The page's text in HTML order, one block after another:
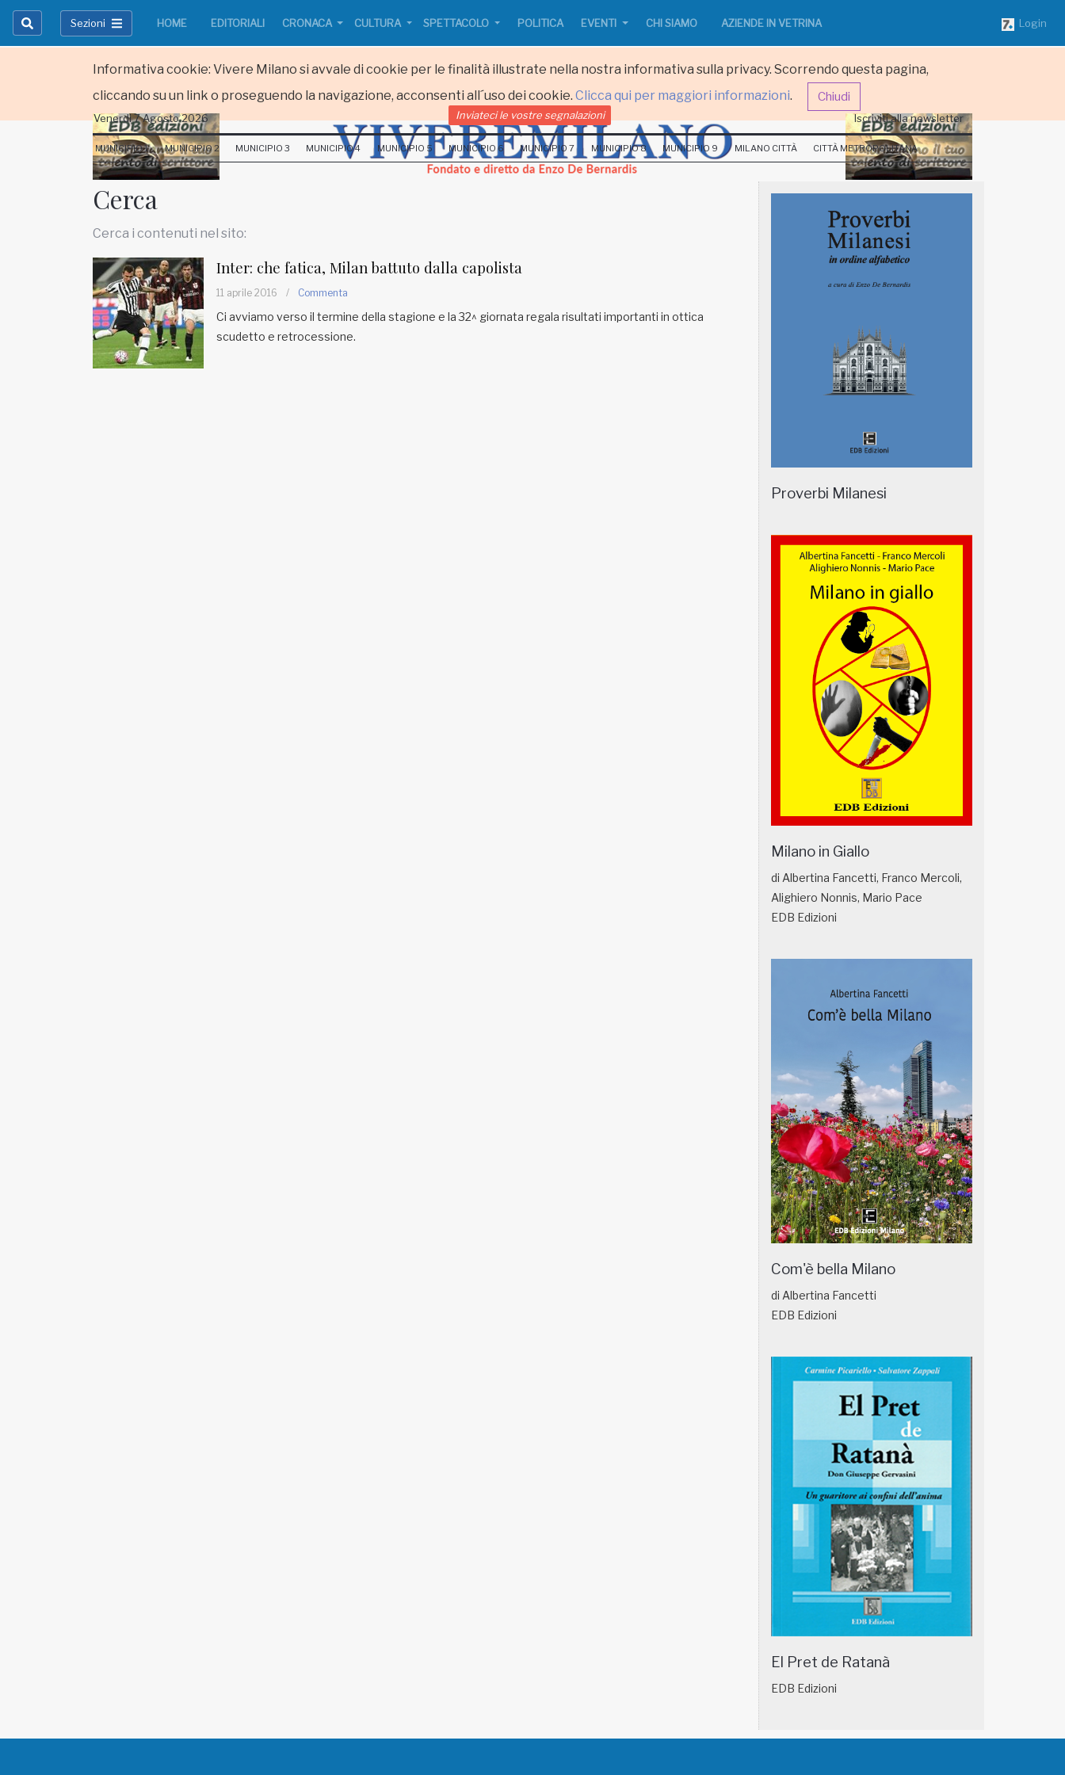
Informativa cookie: Vivere Milano si avvale di cookie per le finalità illustrate nella nostra informativa sulla privacy. Scorrendo questa pagina,
cliccando su un link o proseguendo la navigazione, acconsenti all´uso dei cookie. Clicca qui per maggiori informazioni. Chiudi
Sezioni HOME EDITORIALI CRONACA CULTURA SPETTACOLO POLITICA EVENTI CHI SIAMO AZIENDE IN VETRINA Login
Iscriviti alla newsletter
www.viveremilano.info
Fondato e diretto da Enzo De
Venerdi 7 Agosto 2026 Inviateci le vostre segnalazioni Iscriviti alla newsletter
MUNICIPIO 1 MUNICIPIO 2 MUNICIPIO 3 MUNICIPIO 4 MUNICIPIO 5 MUNICIPIO 6 MUNICIPIO 7 MUNICIPIO 8 MUNICIPIO 9 MILANO CITTÀ CITTÀ METROPOLITANA
Cerca
Cerca i contenuti nel sito:
Inter: che fatica, Milan battuto dalla capolista
11 aprile 2016 / Commenta
Ci avviamo verso il termine della stagione e la 32^ giornata regala risultati importanti in ottica
scudetto e retrocessione.
Proverbi Milanesi
Milano in Giallo
di Albertina Fancetti, Franco Mercoli,
Alighiero Nonnis, Mario Pace
EDB Edizioni
Com'è bella Milano
di Albertina Fancetti
EDB Edizioni
El Pret de Ratanà
EDB Edizioni